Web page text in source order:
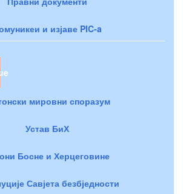
и изјаве PIC-a
мировни споразум
Устав БиХ
Босне и Херцеговине
Савјета безбједности